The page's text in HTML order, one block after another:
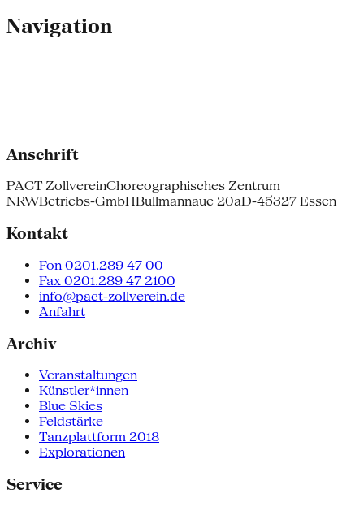
Navigation
Anschrift
PACT ZollvereinChoreographisches Zentrum
NRWBetriebs-GmbHBullmannaue 20aD-45327 Essen
Kontakt
Fon 0201.289 47 00
Fax 0201.289 47 2100
info@pact-zollverein.de
Anfahrt
Archiv
Veranstaltungen
Künstler*innen
Blue Skies
Feldstärke
Tanzplattform 2018
Explorationen
Service